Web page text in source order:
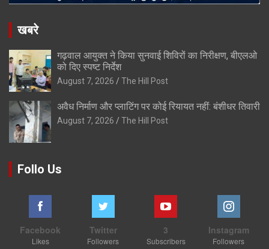
खबरे
गढ़वाल आयुक्त ने किया सुनवाई शिविरों का निरीक्षण, बीएलओ
को दिए स्पष्ट निर्देश
August 7, 2026 The Hill Post
अवैध निर्माण और प्लाटिंग पर कोई रियायत नहीं: बंशीधर तिवारी
August 7, 2026 The Hill Post
Follo Us
Facebook
Likes
Twitter
Followers
3
Subscribers
Instagram
Followers